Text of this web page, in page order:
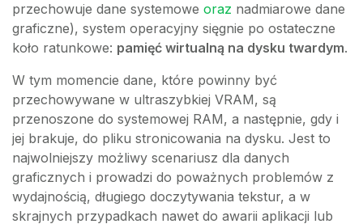
przechowuje dane systemowe oraz nadmiarowe dane
graficzne), system operacyjny sięgnie po ostateczne
koło ratunkowe: pamięć wirtualną na dysku twardym.
W tym momencie dane, które powinny być
przechowywane w ultraszybkiej VRAM, są
przenoszone do systemowej RAM, a następnie, gdy i
jej brakuje, do pliku stronicowania na dysku. Jest to
najwolniejszy możliwy scenariusz dla danych
graficznych i prowadzi do poważnych problemów z
wydajnością, długiego doczytywania tekstur, a w
skrajnych przypadkach nawet do awarii aplikacji lub